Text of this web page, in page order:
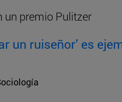
un premio Pulitzer
un ruiseñor’ es